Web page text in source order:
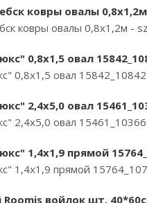
ковры овалы
ковры овалы 0,8х1,2м -
0,8х1,5 овал
0,8х1,5 овал 15842_10842
2,4х5,0 овал
2,4х5,0 овал 15461_10366
1,4х1,9 прямой
1,4х1,9 прямой
войлок шт.